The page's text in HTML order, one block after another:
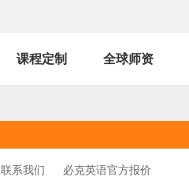
课程定制 全球师资
联系我们 必克英语官方报价